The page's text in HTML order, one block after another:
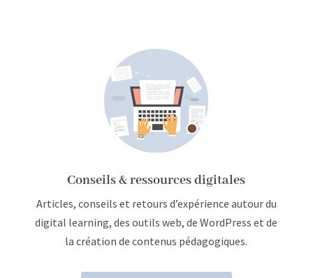
Conseils & ressources digitales
Articles, conseils et retours d’expérience autour du
digital learning, des outils web, de WordPress et de
la création de contenus pédagogiques.